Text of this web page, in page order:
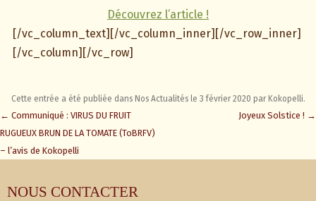
Découvrez l’article !
[/vc_column_text][/vc_column_inner][/vc_row_inner]
[/vc_column][/vc_row]
Cette entrée a été publiée dans Nos Actualitésle 3 février 2020 par Kokopelli.
Navigation
des
articles
← Communiqué : VIRUS DU FRUIT
RUGUEUX BRUN DE LA TOMATE (ToBRFV)
– l’avis de Kokopelli
Joyeux Solstice ! →
NOUS CONTACTER